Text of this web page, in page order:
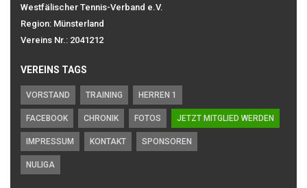
Westfälischer Tennis-Verband e.V.
Region: Münsterland
Vereins Nr.: 2041212
VEREINS TAGS
VORSTAND TRAINING HERREN 1
FACEBOOK CHRONIK FOTOS JETZT MITGLIED WERDEN
IMPRESSUM KONTAKT SPONSOREN
NULIGA